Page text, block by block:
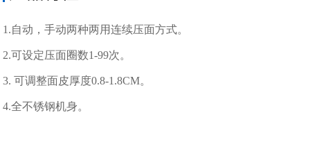
1.自动，手动两种两用连续压面方式。
2.可设定压面圈数1-99次。
3. 可调整面皮厚度0.8-1.8CM。
4.全不锈钢机身。